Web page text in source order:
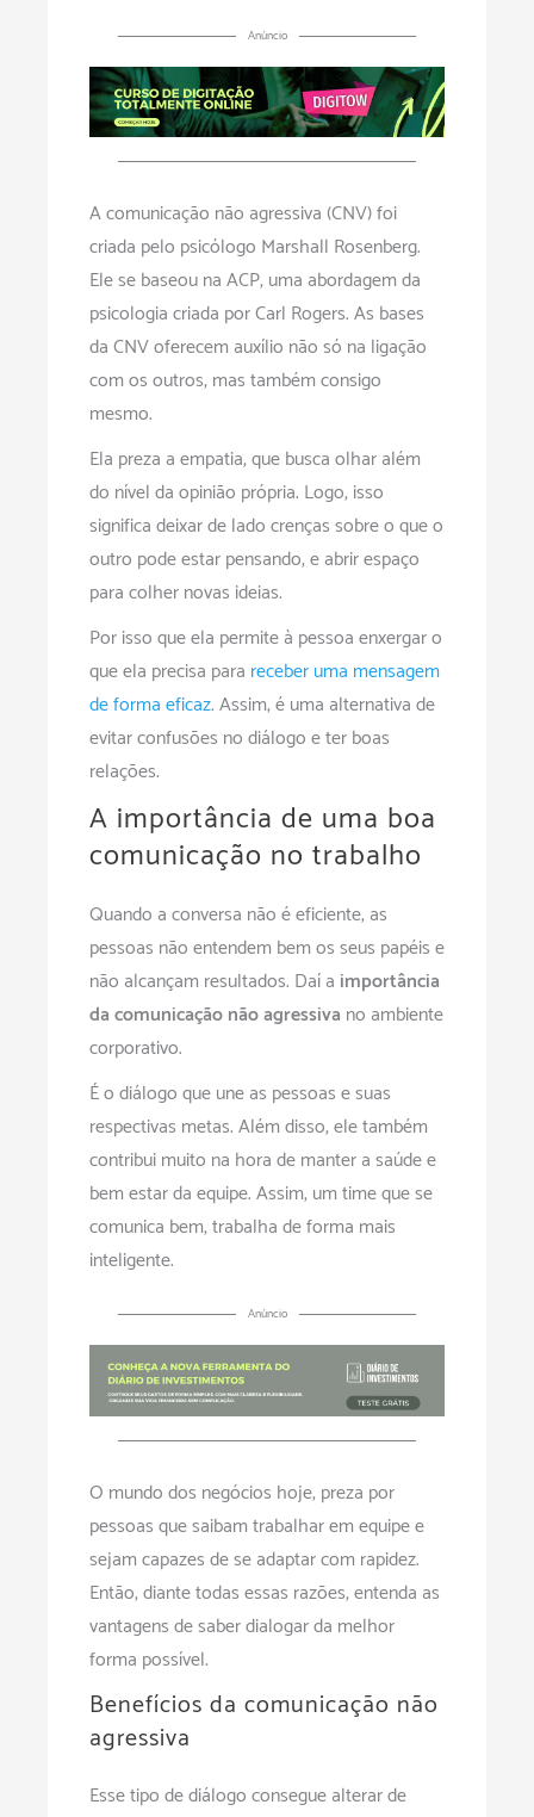
Anúncio
A comunicação não agressiva (CNV) foi
criada pelo psicólogo Marshall Rosenberg.
Ele se baseou na ACP, uma abordagem da
psicologia criada por Carl Rogers. As bases
da CNV oferecem auxílio não só na ligação
com os outros, mas também consigo
mesmo.
Ela preza a empatia, que busca olhar além
do nível da opinião própria. Logo, isso
significa deixar de lado crenças sobre o que o
outro pode estar pensando, e abrir espaço
para colher novas ideias.
Por isso que ela permite à pessoa enxergar o
que ela precisa para receber uma mensagem
de forma eficaz. Assim, é uma alternativa de
evitar confusões no diálogo e ter boas
relações.
A importância de uma boa
comunicação no trabalho
Quando a conversa não é eficiente, as
pessoas não entendem bem os seus papéis e
não alcançam resultados. Daí a importância
da comunicação não agressiva no ambiente
corporativo.
É o diálogo que une as pessoas e suas
respectivas metas. Além disso, ele também
contribui muito na hora de manter a saúde e
bem estar da equipe. Assim, um time que se
comunica bem, trabalha de forma mais
inteligente.
Anúncio
O mundo dos negócios hoje, preza por
pessoas que saibam trabalhar em equipe e
sejam capazes de se adaptar com rapidez.
Então, diante todas essas razões, entenda as
vantagens de saber dialogar da melhor
forma possível.
Benefícios da comunicação não
agressiva
Esse tipo de diálogo consegue alterar de